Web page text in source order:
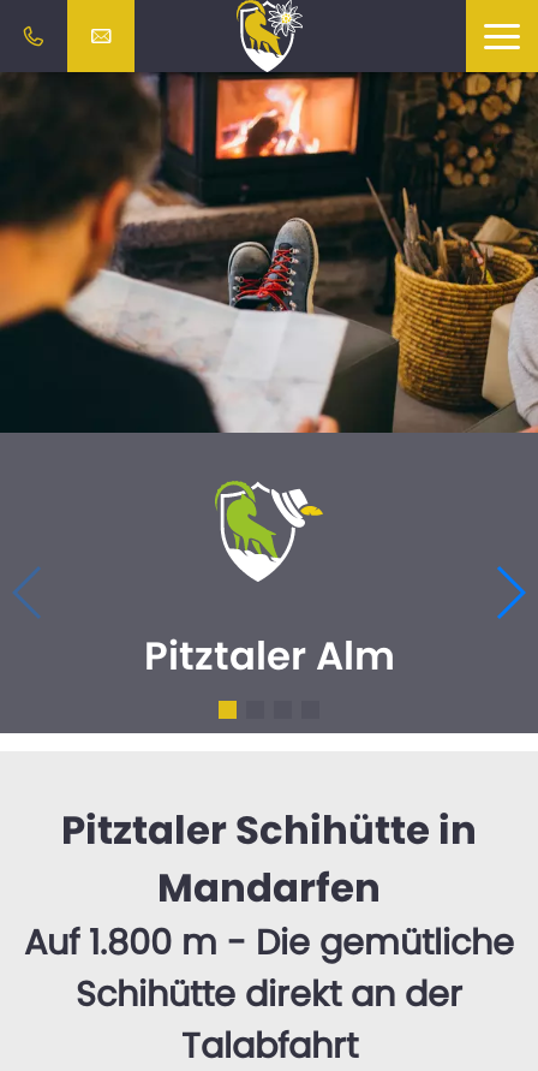
Pitztaler Alm
Pitztaler Schihütte in
Mandarfen
Auf 1.800 m - Die gemütliche
Schihütte direkt an der
Talabfahrt